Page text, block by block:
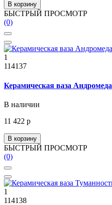
В корзину
БЫСТРЫЙ ПРОСМОТР
(0)
1
114137
Керамическая ваза Андромеда
В наличии
11 422 р
В корзину
БЫСТРЫЙ ПРОСМОТР
(0)
1
114138